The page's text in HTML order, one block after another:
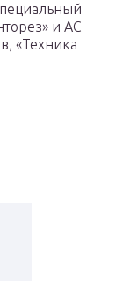
и АС
«Техника